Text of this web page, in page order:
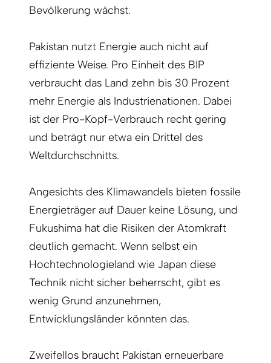
Bevölkerung wächst.
Pakistan nutzt Energie auch nicht auf
effiziente Weise. Pro Einheit des BIP
verbraucht das Land zehn bis 30 Prozent
mehr Energie als Industrienationen. Dabei
ist der Pro-Kopf-Verbrauch recht gering
und beträgt nur etwa ein Drittel des
Weltdurchschnitts.
Angesichts des Klimawandels bieten fossile
Energieträger auf Dauer keine Lösung, und
Fukushima hat die Risiken der Atomkraft
deutlich gemacht. Wenn selbst ein
Hochtechnologieland wie Japan diese
Technik nicht sicher beherrscht, gibt es
wenig Grund anzunehmen,
Entwicklungsländer könnten das.
Zweifellos braucht Pakistan erneuerbare